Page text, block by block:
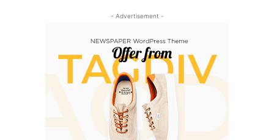
- Advertisement -